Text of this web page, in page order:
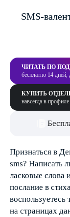
SMS-
ЧИТАТЬ ПО
бесплатно 14 дней,
КУПИТЬ
навсегда в
Признаться в
sms? Написать
ласковые слова
послание в
на страницах